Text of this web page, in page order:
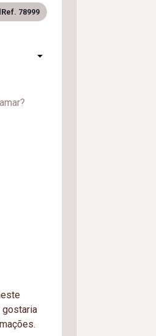
Ref. 78999